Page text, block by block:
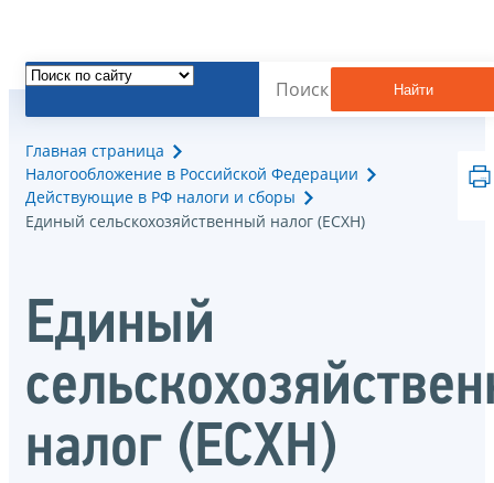
Найти
Главная страница
Налогообложение в Российской Федерации
Действующие в РФ налоги и сборы
Единый сельскохозяйственный налог (ЕСХН)
Единый
налог (ЕСХН)